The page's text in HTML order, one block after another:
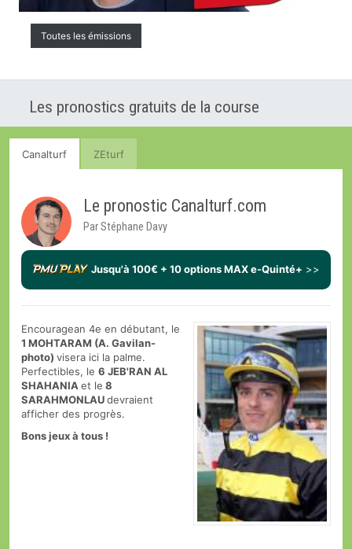
Toutes les émissions
Les pronostics gratuits de la course
Canalturf ZEturf
Le pronostic Canalturf.com
Par Stéphane Davy
Jusqu'à 100€ + 10 options MAX e-Quinté+ >>
Encouragean 4e en débutant, le
1 MOHTARAM (A. Gavilan-
photo) visera ici la palme.
Perfectibles, le 6 JEB'RAN AL
SHAHANIAet le 8
SARAHMONLAUdevraient
afficher des progrès.
Bons jeux à tous !